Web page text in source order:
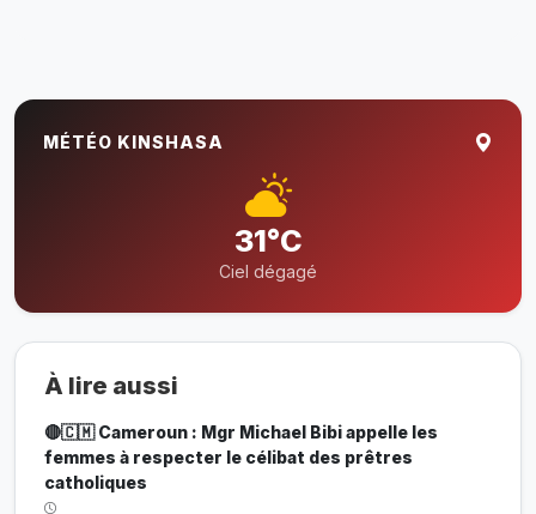
MÉTÉO KINSHASA
31°C
Ciel dégagé
À lire aussi
🔴🇨🇲 Cameroun : Mgr Michael Bibi appelle les
femmes à respecter le célibat des prêtres
catholiques